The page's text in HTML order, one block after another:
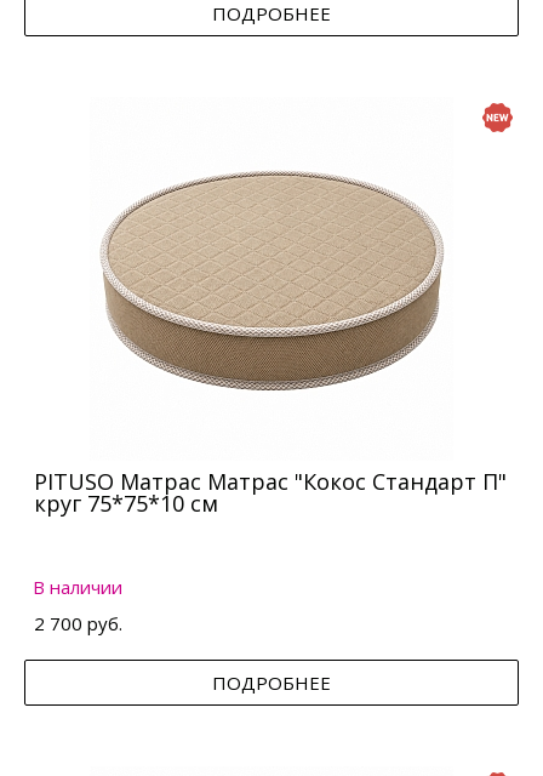
ПОДРОБНЕЕ
PITUSO Матрас Матрас "Кокос Стандарт П"
круг 75*75*10 см
В наличии
2 700 руб.
ПОДРОБНЕЕ